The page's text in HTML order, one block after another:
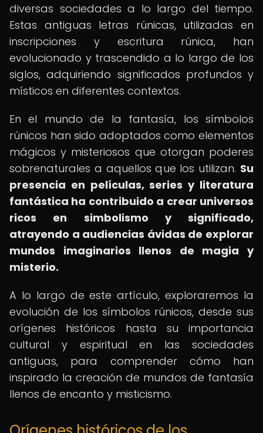
diversas sociedades a lo largo del tiempo.
Estas antiguas letras rúnicas, utilizadas en
inscripciones y escritura rúnica, han
evolucionado y trascendido a lo largo de los
siglos, adquiriendo significados profundos y
místicos en diferentes contextos.
En el mundo de la fantasía, los símbolos
rúnicos han sido adoptados como elementos
mágicos y misteriosos que otorgan poderes
sobrenaturales a aquellos que los utilizan. Su
presencia en películas, series y literatura
fantástica ha contribuido a crear universos
ricos en simbolismo y significado,
atrayendo a audiencias ávidas de explorar
mundos imaginarios llenos de magia y
misterio.
A lo largo de este artículo, exploraremos la
evolución de los símbolos rúnicos, desde sus
orígenes históricos hasta su importancia
cultural y espiritual en las sociedades
antiguas, para comprender cómo han
inspirado la creación de mundos de fantasía
llenos de encanto y misticismo.